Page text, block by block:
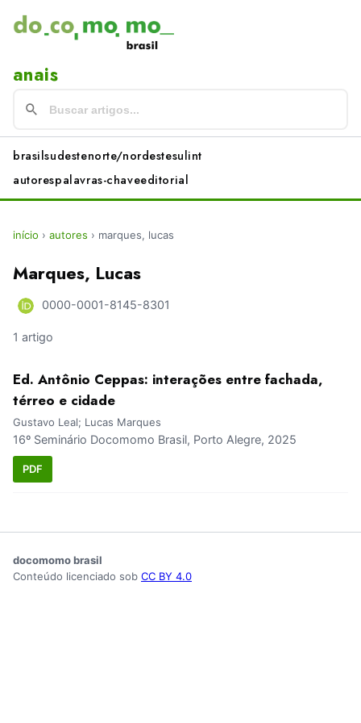
anais
brasilsudestenorte/nordestesulint
autorespalavras-chaveeditorial
início › autores › marques, lucas
Marques, Lucas
0000-0001-8145-8301
1 artigo
Ed. Antônio Ceppas: interações entre fachada,
térreo e cidade
Gustavo Leal; Lucas Marques
16º Seminário Docomomo Brasil, Porto Alegre, 2025
PDF
docomomo brasil
Conteúdo licenciado sob CC BY 4.0